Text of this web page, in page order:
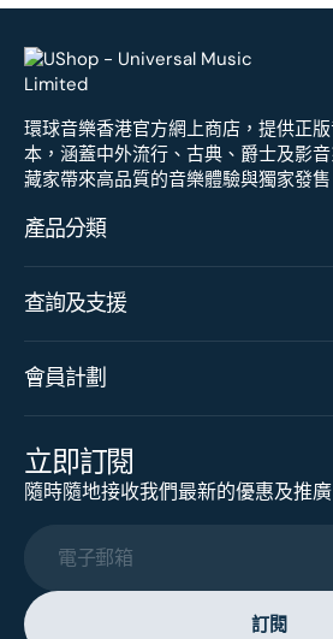
環球音樂香港官方網上商店，提供正
本，涵蓋中外流行、古典、爵士及影
藏家帶來高品質的音樂體驗與獨家發售
產品分類
查詢及支援
會員計劃
立即訂閱
隨時隨地接收我們最新的優惠及推廣
電子郵箱
訂閱